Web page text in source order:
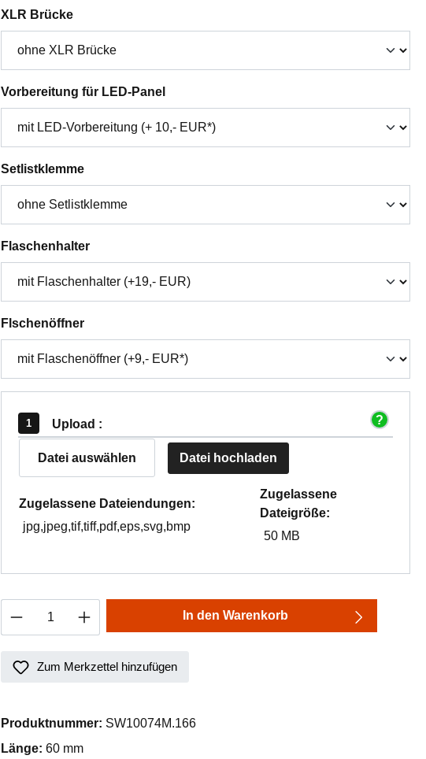
XLR Brückeauswählen
Vorbereitung für LED-Panelauswählen
Setlistklemmeauswählen
Flaschenhalterauswählen
Flschenöffnerauswählen
Upload :
Datei auswählen Datei hochladen
Zugelassene Dateiendungen:
jpg,jpeg,tif,tiff,pdf,eps,svg,bmp
Zugelassene
Dateigröße:
50 MB
Produkt Anzahl: Gib den gewünschten Wert ein
In den Warenkorb
Zum Merkzettel hinzufügen
Produktnummer: SW10074M.166
Länge: 60 mm